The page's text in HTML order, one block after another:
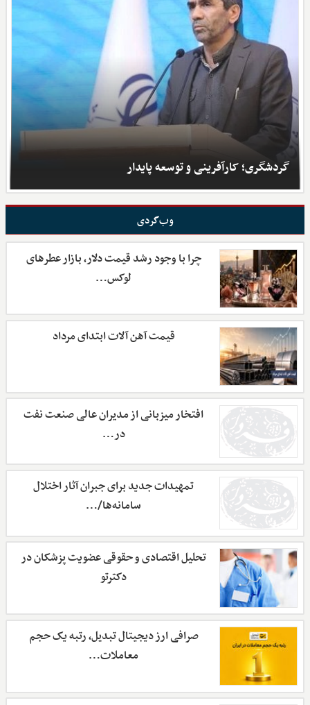
گردشگری؛ کارآفرینی و توسعه پایدار
وب‌گردی
چرا با وجود رشد قیمت دلار، بازار عطرهای
لوکس…
قیمت آهن آلات ابتدای مرداد
افتخار میزبانی از مدیران عالی صنعت نفت
در…
تمهیدات جدید برای جبران آثار اختلال
سامانه‌ها/…
تحلیل اقتصادی و حقوقی عضویت پزشکان در
دکترتو
صرافی ارز دیجیتال تبدیل، رتبه یک حجم
معاملات…